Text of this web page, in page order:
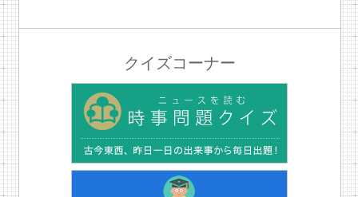
クイズコーナー